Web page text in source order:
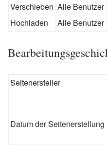
Verschieben Alle Benutzer
Hochladen
Alle Benutzer
Seitenersteller
Datum der Seitenerstellung